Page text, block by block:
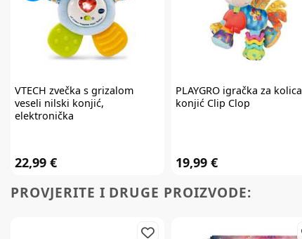
VTECH zvečka s grizalom
veseli nilski konjić,
elektronička
22,99 €
PLAYGRO igračka za kolica
konjić Clip Clop
19,99 €
PROVJERITE I DRUGE PROIZVODE: